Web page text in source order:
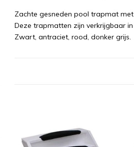
Zachte gesneden pool trapmat
Deze trapmatten zijn verkrijgbaar in
Zwart, antraciet, rood, donker grijs.